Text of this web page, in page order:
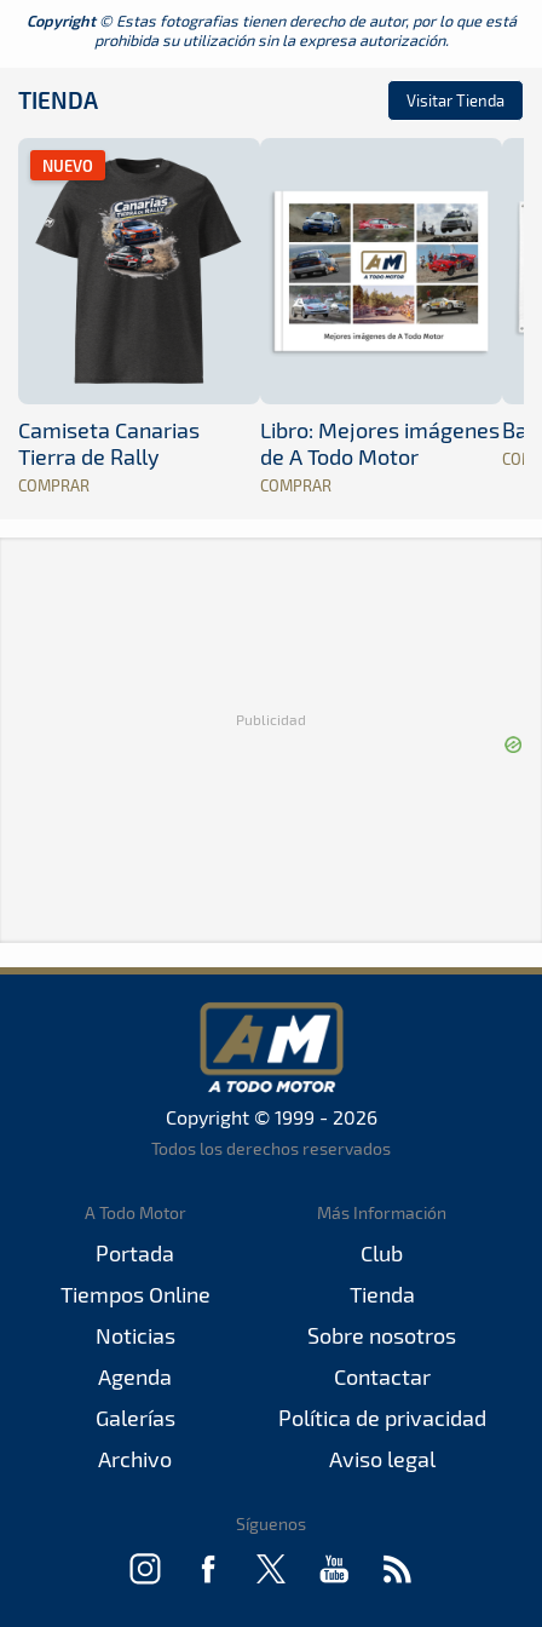
Copyright© Estas fotografias tienen derecho de autor, por lo que está
prohibida su utilización sin la expresa autorización.
TIENDA Visitar Tienda
NUEVO
Camiseta Canarias
Tierra de Rally
COMPRAR
Libro: Mejores imágenes
de A Todo Motor
COMPRAR
Publicidad
Copyright © 1999 - 2026
Todos los derechos reservados
A Todo Motor
Portada
Tiempos Online
Noticias
Agenda
Galerías
Archivo
Más Información
Club
Tienda
Sobre nosotros
Contactar
Política de privacidad
Aviso legal
Síguenos